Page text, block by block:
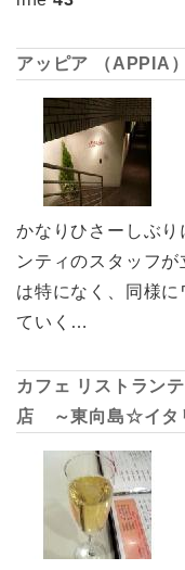
アッピア （APPIA
かなりひさーしぶ
ンティのスタッフ
は特になく、同様
ていく…
カフェ リストラン
店 ～東向島☆イタ